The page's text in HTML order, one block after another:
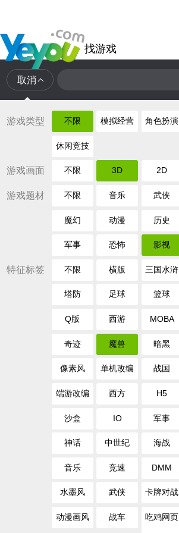
找游戏
取消
游戏类型 不限 模拟经营 角色扮演
休闲竞技
游戏画面 不限 3D 2D
游戏题材 不限 音乐 武侠
魔幻 动漫 历史
军事 恐怖 影视
特征标签 不限 横版 三国水浒
塔防 足球 篮球
Q版 西游 MOBA
奇迹 魔兽 暗黑
像素风 单机改编 战国
端游改编 西方 H5
沙盒 IO 军事
神话 中世纪 海战
音乐 竞速 DMM
水墨风 武侠 卡牌对战
动漫画风 战车 吃鸡网页